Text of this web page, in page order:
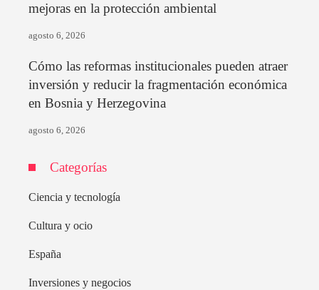
mejoras en la protección ambiental
agosto 6, 2026
Cómo las reformas institucionales pueden atraer
inversión y reducir la fragmentación económica
en Bosnia y Herzegovina
agosto 6, 2026
Categorías
Ciencia y tecnología
Cultura y ocio
España
Inversiones y negocios